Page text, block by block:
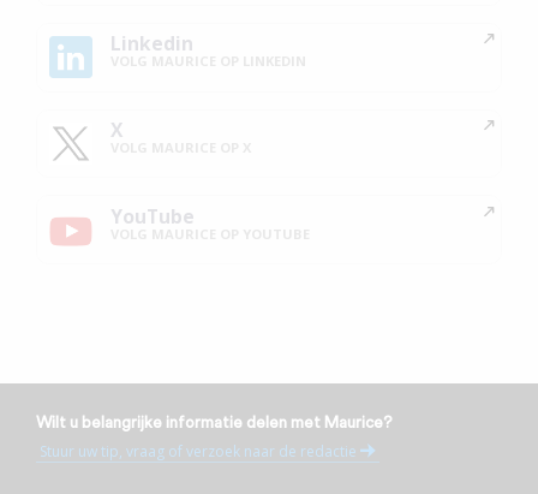
Linkedin
X
YouTube
Wilt u belangrijke informatie delen met Maurice?
Stuur uw tip, vraag of verzoek naar de redactie